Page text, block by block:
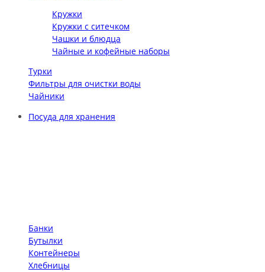
Кружки
Кружки с ситечком
Чашки и блюдца
Чайные и кофейные наборы
Турки
Фильтры для очистки воды
Чайники
Посуда для хранения
Банки
Бутылки
Контейнеры
Хлебницы